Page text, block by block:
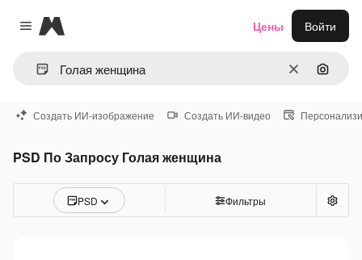
Close menu
Magnific
ОчиститьПоиск
Цены Войти
Создать ИИ-изображение Создать ИИ-видео
PSD По Запросу Голая женщина
PSD Фильтры